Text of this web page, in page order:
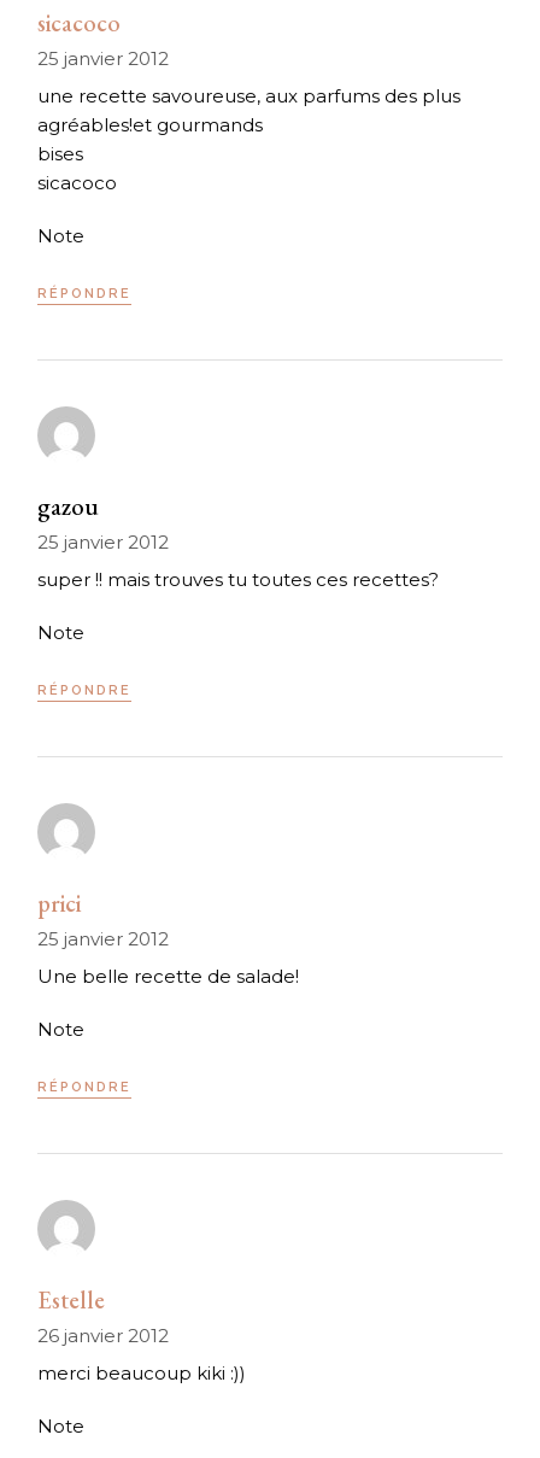
sicacoco
25 janvier 2012
une recette savoureuse, aux parfums des plus
agréables!et gourmands
bises
sicacoco
Note
RÉPONDRE
gazou
25 janvier 2012
super !! mais trouves tu toutes ces recettes?
Note
RÉPONDRE
prici
25 janvier 2012
Une belle recette de salade!
Note
RÉPONDRE
Estelle
26 janvier 2012
merci beaucoup kiki :))
Note